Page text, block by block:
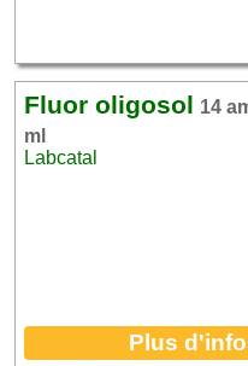
Fluor oligosol 14
ml
Labcatal
Plus